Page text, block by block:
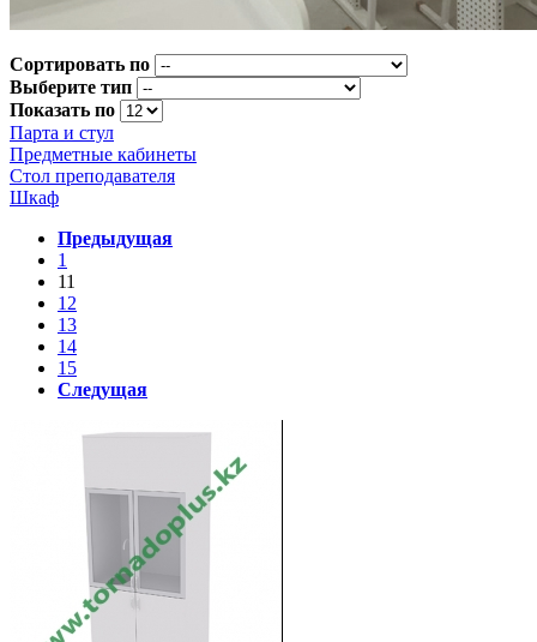
Сортировать по
Выберите тип
Показать по
Парта и стул
Предметные кабинеты
Стол преподавателя
Шкаф
Предыдущая
1
11
12
13
14
15
Следущая